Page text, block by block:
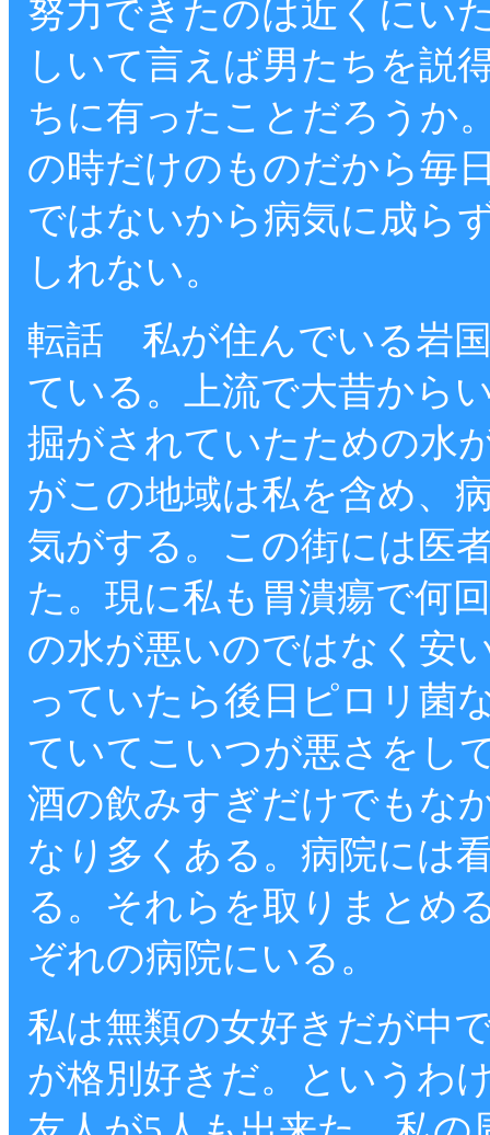
努力できたのは近くにい
しいて言えば男たちを説
ちに有ったことだろうか
の時だけのものだから毎
ではないから病気に成ら
しれない。
転話 私が住んでいる岩
ている。上流で大昔から
掘がされていたための水
がこの地域は私を含め、
気がする。この街には医
た。現に私も胃潰瘍で何
の水が悪いのではなく安
っていたら後日ピロリ菌
ていてこいつが悪さをし
酒の飲みすぎだけでもな
なり多くある。病院には
る。それらを取りまとめ
ぞれの病院にいる。
私は無類の女好きだが中
が格別好きだ。というわ